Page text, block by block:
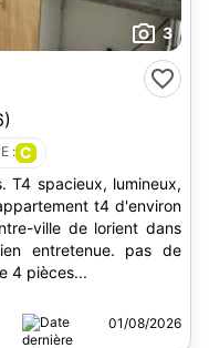
3
: C
T4 spacieux, lumineux,
t4 d'environ
ville de lorient dans
pas de
4 pièces...
01/08/2026